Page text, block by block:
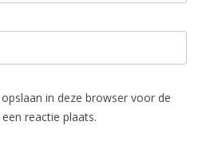
in deze browser voor de
reactie plaats.